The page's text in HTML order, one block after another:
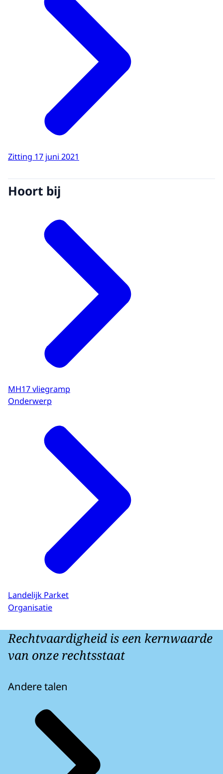
Zitting 17 juni 2021
Hoort bij
MH17 vliegramp
Onderwerp
Landelijk Parket
Organisatie
Rechtvaardigheid is een kernwaarde
van onze rechtsstaat
Andere talen